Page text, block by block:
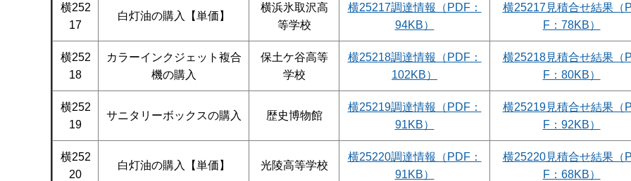
横252
17
白灯油の購入【単価】
横浜氷取沢高
等学校
横25217調達情報（PDF：
94KB）
横25217見積合せ結果（
F：78KB）
横252
18
カラーインクジェット複合
機の購入
保土ケ谷高等
学校
横25218調達情報（PDF：
102KB）
横25218見積合せ結果（
F：80KB）
横252
19
サニタリーボックスの購入 歴史博物館
横25219調達情報（PDF：
91KB）
横25219見積合せ結果（
F：92KB）
横252
20
白灯油の購入【単価】 光陵高等学校
横25220調達情報（PDF：
91KB）
横25220見積合せ結果（
F：68KB）